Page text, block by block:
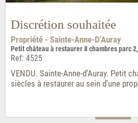
Discrétion souhaitée
Propriété - Sainte-Anne-D'Auray
Petit château à restaurer 8 chambres parc
Ref: 4525
VENDU. Sainte-Anne-d'Auray. Petit
siècles à restaurer au sein d'une